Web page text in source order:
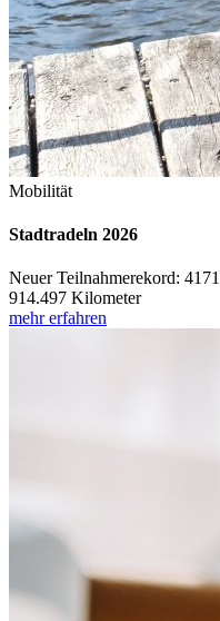
Mobilität
Stadtradeln 2026
Neuer Teilnahmerekord:
914.497 Kilometer
mehr erfahren